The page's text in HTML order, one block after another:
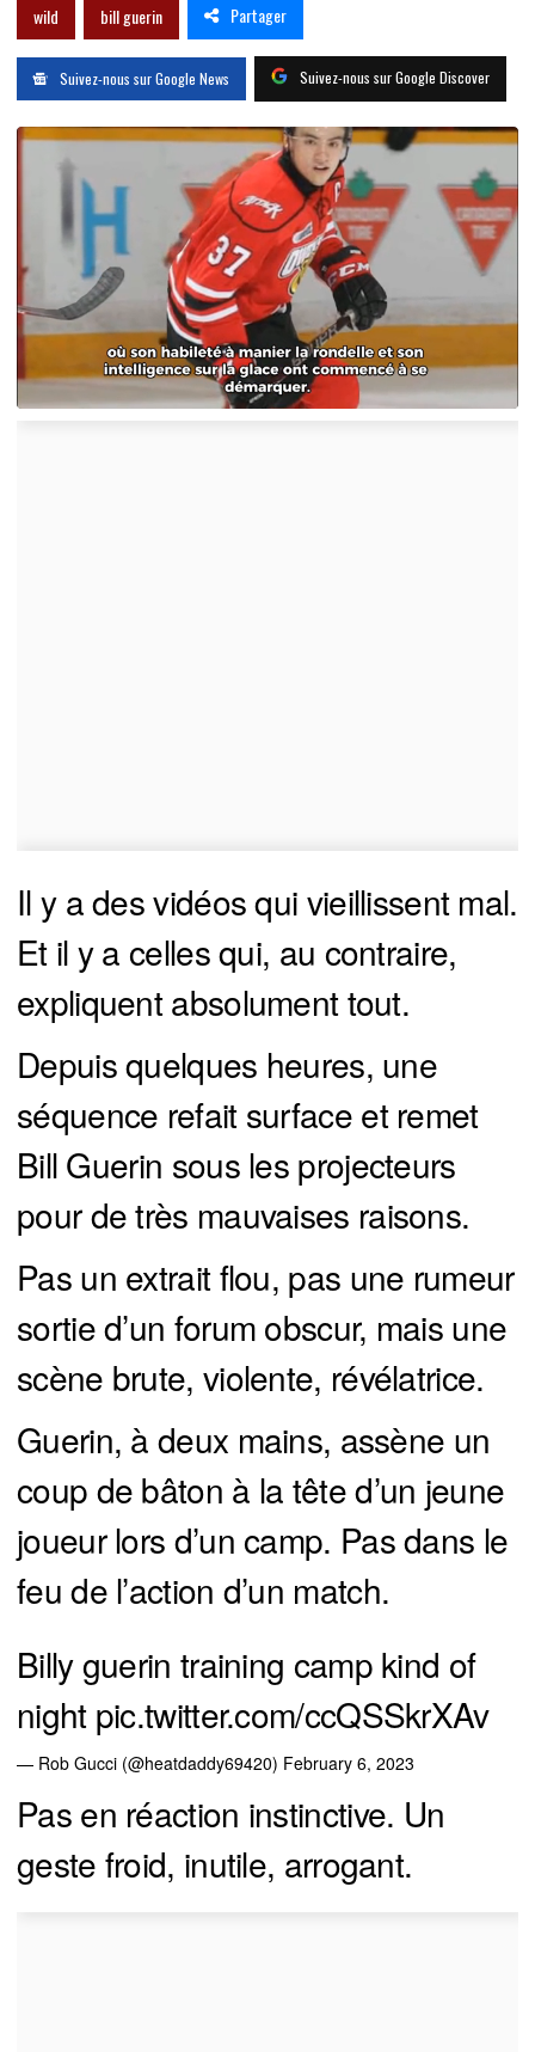
wild bill guerin Partager
Suivez-nous sur Google News Suivez-nous sur Google Discover
Il y a des vidéos qui vieillissent mal.
Et il y a celles qui, au contraire,
expliquent absolument tout.
Depuis quelques heures, une
séquence refait surface et remet
Bill Guerin sous les projecteurs
pour de très mauvaises raisons.
Pas un extrait flou, pas une rumeur
sortie d’un forum obscur, mais une
scène brute, violente, révélatrice.
Guerin, à deux mains, assène un
coup de bâton à la tête d’un jeune
joueur lors d’un camp. Pas dans le
feu de l’action d’un match.
Billy guerin training camp kind of
night pic.twitter.com/ccQSSkrXAv
— Rob Gucci (@heatdaddy69420) February 6, 2023
Pas en réaction instinctive. Un
geste froid, inutile, arrogant.